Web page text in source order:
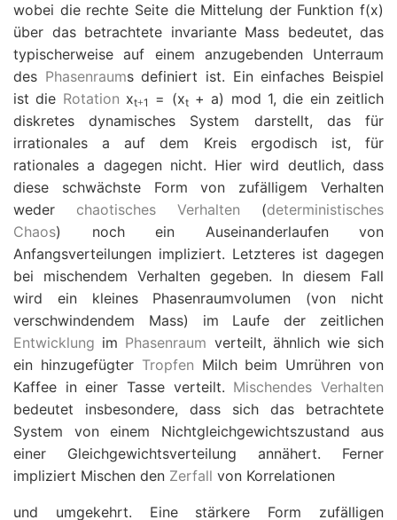
wobei die rechte Seite die Mittelung der Funktion f(x)
über das betrachtete invariante Mass bedeutet, das
typischerweise auf einem anzugebenden Unterraum
des Phasenraums definiert ist. Ein einfaches Beispiel
ist die Rotation xt+1 = (xt+a) mod 1, die ein zeitlich
diskretes dynamisches System darstellt, das für
irrationalesa auf dem Kreis ergodisch ist, für
rationalesa dagegen nicht. Hier wird deutlich, dass
diese schwächste Form von zufälligem Verhalten
weder chaotisches Verhalten (deterministisches
Chaos) noch ein Auseinanderlaufen von
Anfangsverteilungen impliziert. Letzteres ist dagegen
bei mischendem Verhalten gegeben. In diesem Fall
wird ein kleines Phasenraumvolumen (von nicht
verschwindendem Mass) im Laufe der zeitlichen
Entwicklung im Phasenraum verteilt, ähnlich wie sich
ein hinzugefügter Tropfen Milch beim Umrühren von
Kaffee in einer Tasse verteilt. Mischendes Verhalten
bedeutet insbesondere, dass sich das betrachtete
System von einem Nichtgleichgewichtszustand aus
einer Gleichgewichtsverteilung annähert. Ferner
impliziert Mischen den Zerfall von Korrelationen
und umgekehrt. Eine stärkere Form zufälligen